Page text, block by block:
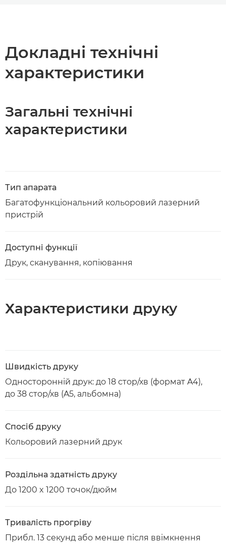
Докладні технічні
характеристики
Загальні технічні
характеристики
Тип апарата
Багатофункціональний кольоровий лазерний
пристрій
Доступні функції
Друк, сканування, копіювання
Характеристики друку
Швидкість друку
Односторонній друк: до 18 стор/хв (формат A4),
до 38 стор/хв (A5, альбомна)
Спосіб друку
Кольоровий лазерний друк
Роздільна здатність друку
До 1200 x 1200 точок/дюйм
Тривалість прогріву
Прибл. 13 секунд або менше після ввімкнення